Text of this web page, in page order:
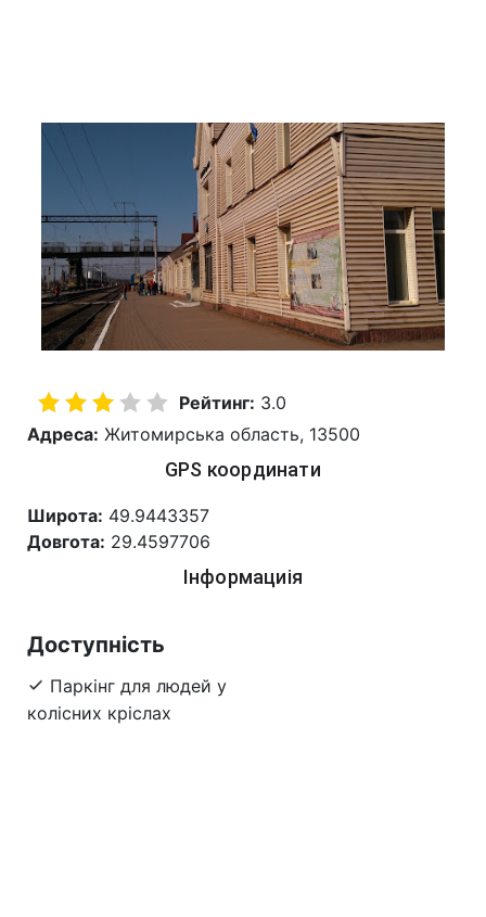
Рейтинг: 3.0
Адреса: Житомирська область, 13500
GPS координати
Широта: 49.9443357
Довгота: 29.4597706
Інформациія
Доступність
Паркінг для людей у
колісних кріслах